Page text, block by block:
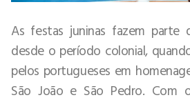
As festas juninas fazem parte
desde o período colonial,
pelos portugueses em
São João e São Pedro. Com